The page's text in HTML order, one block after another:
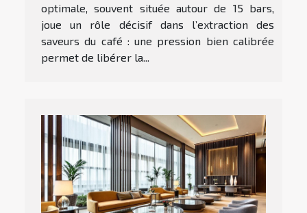
optimale, souvent située autour de 15 bars,
joue un rôle décisif dans l’extraction des
saveurs du café : une pression bien calibrée
permet de libérer la...